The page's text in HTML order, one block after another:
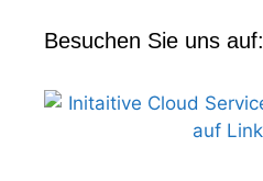
Besuchen Sie uns auf: